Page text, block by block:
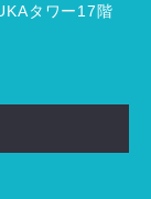
タワー17階